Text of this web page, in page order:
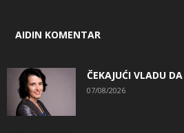
AIDIN KOMENTAR
ČEKAJUĆI VLADU
07/08/2026